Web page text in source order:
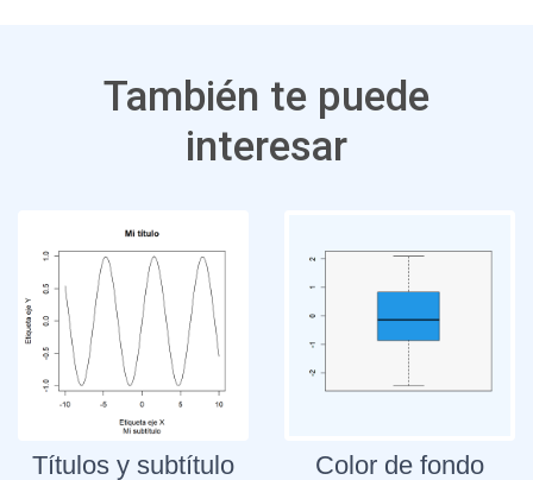
También te puede
interesar
Títulos y subtítulo Color de fondo